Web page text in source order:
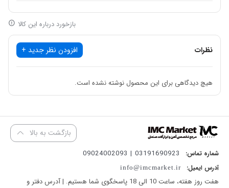
درجه حفاظت بدنه: IP21
ابعاد دستگاه: 395×153×301 میلیمتر
سبک و قابل حمل
قابلیت نصب الکترواسلگ
دارای کلید تنظیم پالس جریان خروجی
مناسب جهت جوشکاری های ظریف در ضخامت های پایین و فلزات
حساس
بازخورد درباره این کالا
نظرات افزودن نظر جدید +
هیچ دیدگاهی برای این محصول نوشته نشده است.
بازگشت به بالا
شماره تماس: 03191690923 | 09024002093
آدرس ایمیل: info@imcmarket.ir
هفت روز هفته، ساعت 10 الی 18 پاسخگوی شما هستیم. | آدرس دفتر و